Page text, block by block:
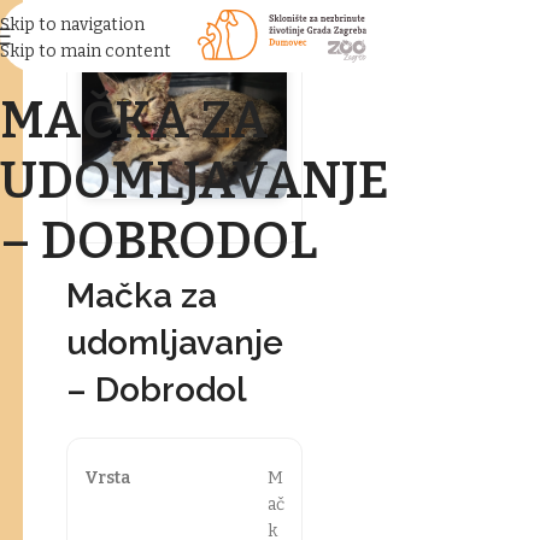
Skip to navigation
Skip to main content
MAČKA ZA
UDOMLJAVANJE
– DOBRODOL
Mačka za
udomljavanje
– Dobrodol
Vrsta
M
ač
k